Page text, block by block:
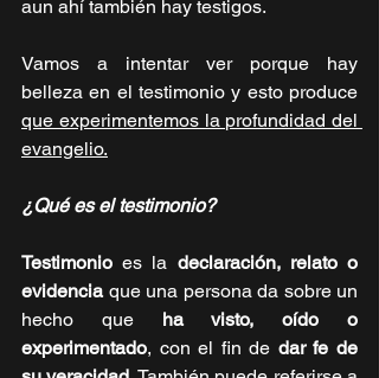
aun ahí también hay testigos.
Vamos a intentar ver porque hay
que experimentemos la profundidad del
evangelio.
¿Qué es el testimonio?
Testimonio es la declaración, relato o
evidencia que una persona da sobre un
hecho que ha visto, oído o
experimentado, con el fin de dar fe de